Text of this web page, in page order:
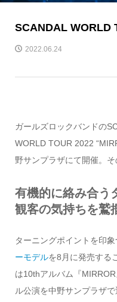
SCANDAL WORLD
2022.06.24
ガールズロックバンドの
WORLD TOUR 2022
野サンプラザにて開催。そ
有機的に絡み合う
観客の気持ちを鷲
ターニングポイントを印象
ーモデルを8月に発売する
は10thアルバム『
ル公演を中野サンプラザ